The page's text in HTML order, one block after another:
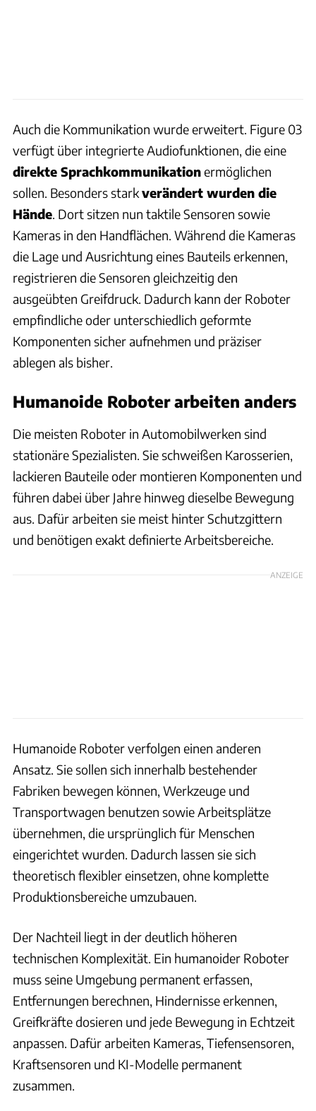
Auch die Kommunikation wurde erweitert. Figure 03
verfügt über integrierte Audiofunktionen, die eine
direkte Sprachkommunikationermöglichen
sollen. Besonders starkverändert wurden die
Hände. Dort sitzen nun taktile Sensoren sowie
Kameras in den Handflächen. Während die Kameras
die Lage und Ausrichtung eines Bauteils erkennen,
registrieren die Sensoren gleichzeitig den
ausgeübten Greifdruck. Dadurch kann der Roboter
empfindliche oder unterschiedlich geformte
Komponenten sicher aufnehmen und präziser
ablegen als bisher.
Humanoide Roboter arbeiten anders
Die meisten Roboter in Automobilwerken sind
stationäre Spezialisten. Sie schweißen Karosserien,
lackieren Bauteile oder montieren Komponenten und
führen dabei über Jahre hinweg dieselbe Bewegung
aus. Dafür arbeiten sie meist hinter Schutzgittern
und benötigen exakt definierte Arbeitsbereiche.
ANZEIGE
Humanoide Roboter verfolgen einen anderen
Ansatz. Sie sollen sich innerhalb bestehender
Fabriken bewegen können, Werkzeuge und
Transportwagen benutzen sowie Arbeitsplätze
übernehmen, die ursprünglich für Menschen
eingerichtet wurden. Dadurch lassen sie sich
theoretisch flexibler einsetzen, ohne komplette
Produktionsbereiche umzubauen.
Der Nachteil liegt in der deutlich höheren
technischen Komplexität. Ein humanoider Roboter
muss seine Umgebung permanent erfassen,
Entfernungen berechnen, Hindernisse erkennen,
Greifkräfte dosieren und jede Bewegung in Echtzeit
anpassen. Dafür arbeiten Kameras, Tiefensensoren,
Kraftsensoren und KI-Modelle permanent
zusammen.